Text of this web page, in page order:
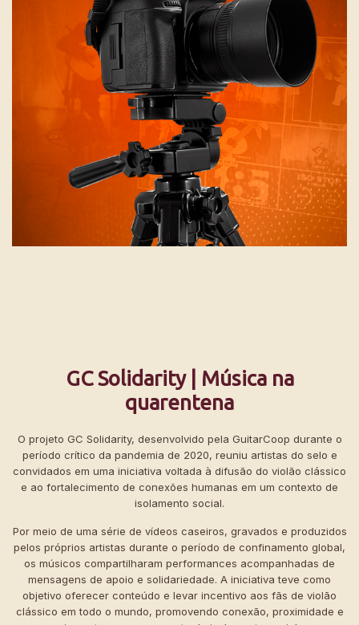
GC Solidarity | Música na
quarentena
O projeto GC Solidarity, desenvolvido pela GuitarCoop durante o
período crítico da pandemia de 2020, reuniu artistas do selo e
convidados em uma iniciativa voltada à difusão do violão clássico
e ao fortalecimento de conexões humanas em um contexto de
isolamento social.
Por meio de uma série de vídeos caseiros, gravados e produzidos
pelos próprios artistas durante o período de confinamento global,
os músicos compartilharam performances acompanhadas de
mensagens de apoio e solidariedade. A iniciativa teve como
objetivo oferecer conteúdo e levar incentivo aos fãs de violão
clássico em todo o mundo, promovendo conexão, proximidade e